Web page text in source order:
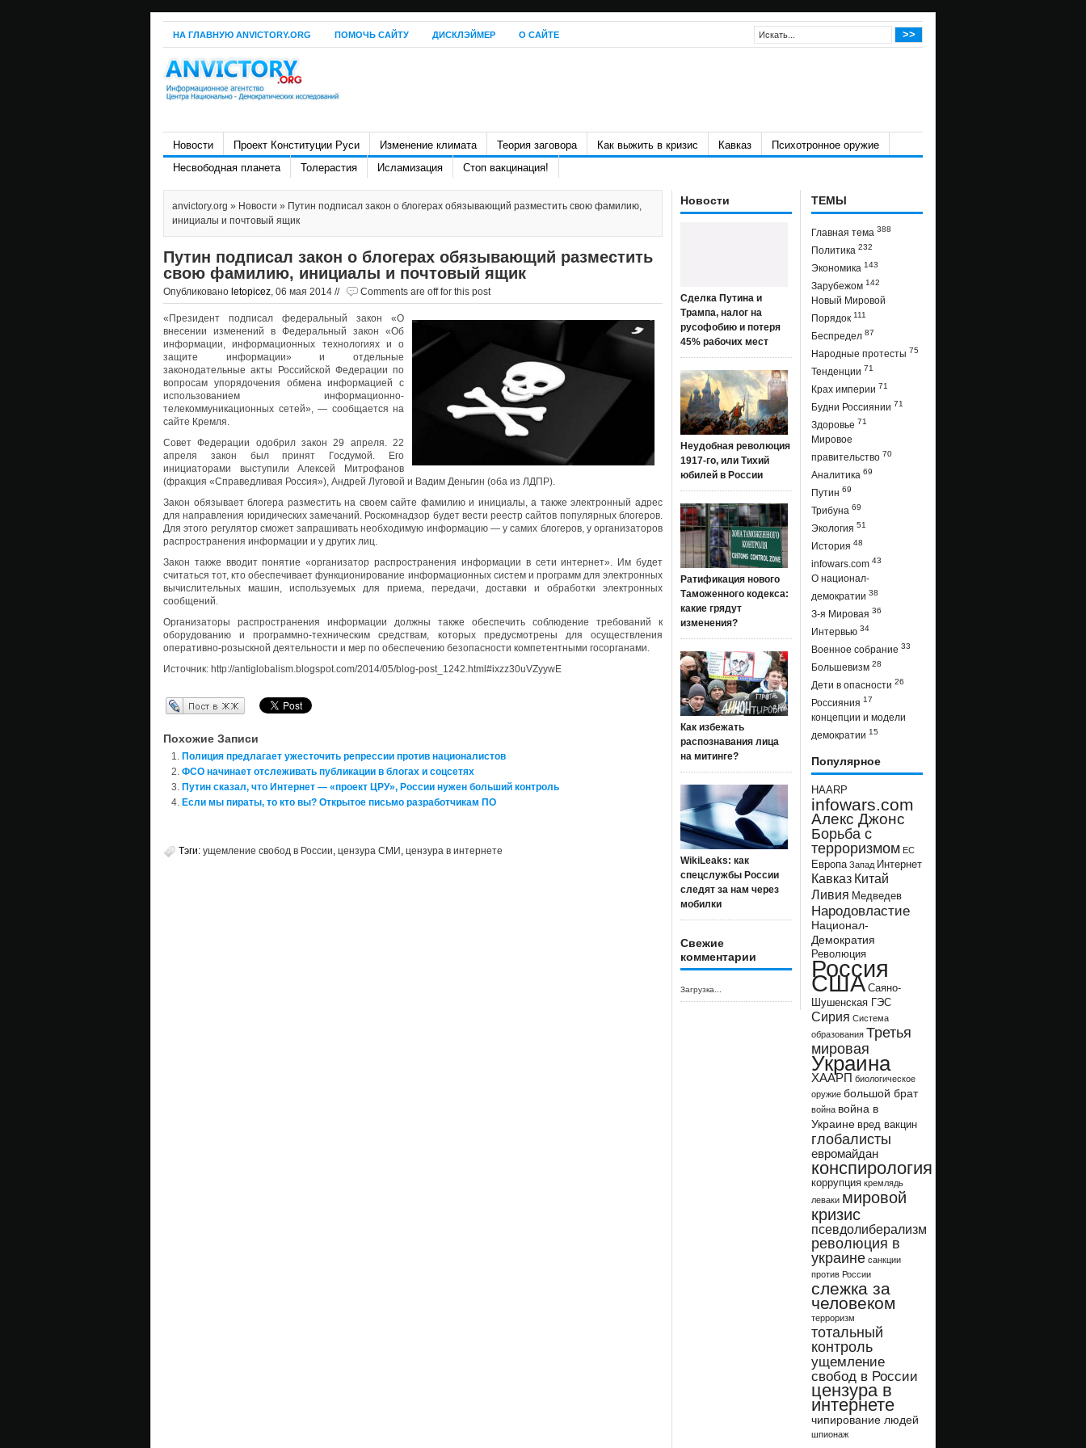
НА ГЛАВНУЮ ANVICTORY.ORG ПОМОЧЬ САЙТУ ДИСКЛЭЙМЕР О САЙТЕ
Новости Проект Конституции Руси Изменение климата Теория заговора Как выжить в кризис Кавказ
Психотронное оружие
Несвободная планета
Толерастия Исламизация Стоп вакцинация!
anvictory.org » Новости » Путин подписал закон о блогерах обязывающий разместить свою фамилию,
инициалы и почтовый ящик
Путин подписал закон о блогерах обязывающий разместить
свою фамилию, инициалы и почтовый ящик
Опубликовано letopicez, 06 мая 2014 // Comments are off for this post
«Президент подписал федеральный закон «О
внесении изменений в Федеральный закон «Об
информации, информационных технологиях и о
защите информации» и отдельные
законодательные акты Российской Федерации по
вопросам упорядочения обмена информацией с
использованием информационно-
телекоммуникационных сетей», — сообщается на
сайте Кремля.
Совет Федерации одобрил закон 29 апреля. 22
апреля закон был принят Госдумой. Его
инициаторами выступили Алексей Митрофанов
(фракция «Справедливая Россия»), Андрей Луговой и Вадим Деньгин (оба из ЛДПР).
Закон обязывает блогера разместить на своем сайте фамилию и инициалы, а также электронный адрес
для направления юридических замечаний. Роскомнадзор будет вести реестр сайтов популярных блогеров.
Для этого регулятор сможет запрашивать необходимую информацию — у самих блогеров, у организаторов
распространения информации и у других лиц.
Закон также вводит понятие «организатор распространения информации в сети интернет». Им будет
считаться тот, кто обеспечивает функционирование информационных систем и программ для электронных
вычислительных машин, используемых для приема, передачи, доставки и обработки электронных
сообщений.
Организаторы распространения информации должны также обеспечить соблюдение требований к
оборудованию и программно-техническим средствам, которых предусмотрены для осуществления
оперативно-розыскной деятельности и мер по обеспечению безопасности компетентными госорганами.
Источник: http://antiglobalism.blogspot.com/2014/05/blog-post_1242.html#ixzz30uVZyywE
Перепост в ЖЖ
Похожие Записи
Полиция предлагает ужесточить репрессии против националистов
ФСО начинает отслеживать публикации в блогах и соцсетях
Путин сказал, что Интернет — «проект ЦРУ», России нужен больший контроль
Если мы пираты, то кто вы? Открытое письмо разработчикам ПО
Тэги: ущемление свобод в России, цензура СМИ , цензура в интернете
Новости
Сделка Путина и
Трампа, налог на
русофобию и потеря
45% рабочих мест
Неудобная революция
1917-го, или Тихий
юбилей в России
Ратификация нового
Таможенного кодекса:
какие грядут
изменения?
Как избежать
распознавания лица
на митинге?
WikiLeaks: как
спецслужбы России
следят за нам через
мобилки
Свежие
комментарии
Загрузка...
ТЕМЫ
Главная тема 388
Политика 232
Экономика 143
Зарубежом 142
Новый Мировой
Порядок 111
Беспредел 87
Народные протесты 75
Тенденции 71
Крах империи 71
Будни Россиянии 71
Здоровье 71
Мировое
правительство 70
Аналитика 69
Путин 69
Трибуна 69
Экология 51
История 48
infowars.com 43
О национал-
демократии 38
З-я Мировая 36
Интервью 34
Военное собрание 33
Большевизм 28
Дети в опасности 26
Россияния 17
концепции и модели
демократии 15
Популярное
HAARP
infowars.com
Алекс Джонс
Борьба с
терроризмом ЕС
Европа Запад Интернет
Кавказ Китай
Ливия Медведев
Народовластие
Национал-
Демократия
Революция
Россия
США Саяно-
Шушенская ГЭС
Сирия Система
образования Третья
мировая
Украина
ХААРП биологическое
оружие большой брат
война война в
Украине вред вакцин
глобалисты
евромайдан
конспирология
коррупция кремлядь
леваки мировой
кризис
псевдолиберализм
революция в
украине санкции
против России
слежка за
человеком
терроризм
тотальный
контроль
ущемление
свобод в России
цензура в
интернете
чипирование людей
шпионаж